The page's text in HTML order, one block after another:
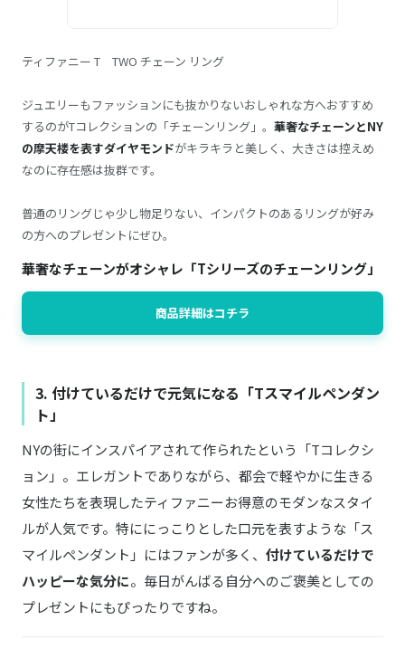
ティファニー T TWO チェーン リング
ジュエリーもファッションにも抜かりないおしゃれな方へおすすめ
するのがTコレクションの「チェーンリング」。 華奢なチェーンとNY
の摩天楼を表すダイヤモンドがキラキラと美しく、大きさは控えめ
なのに存在感は抜群です。
普通のリングじゃ少し物足りない、インパクトのあるリングが好み
の方へのプレゼントにぜひ。
華奢なチェーンがオシャレ「Tシリーズのチェーンリング」
商品詳細はコチラ
3. 付けているだけで元気になる「Tスマイルペンダン
ト」
NYの街にインスパイアされて作られたという「Tコレクシ
ョン」。エレガントでありながら、都会で軽やかに生きる
女性たちを表現したティファニーお得意のモダンなスタイ
ルが人気です。特ににっこりとした口元を表すような「ス
マイルペンダント」にはファンが多く、 付けているだけで
ハッピーな気分に。毎日がんばる自分へのご褒美としての
プレゼントにもぴったりですね。